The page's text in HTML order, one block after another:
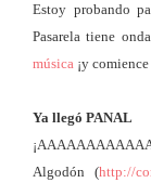
Estoy probando
Pasarela tiene
música ¡y
Ya llegó PANAL
Algodón (http://